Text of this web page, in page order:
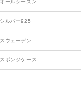
オールシーズン
シルバー925
スウェーデン
スポンジケース